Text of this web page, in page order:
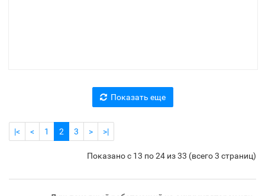
Показать еще
|< < 1 2 3 > >|
Показано с 13 по 24 из 33 (всего 3 страниц)